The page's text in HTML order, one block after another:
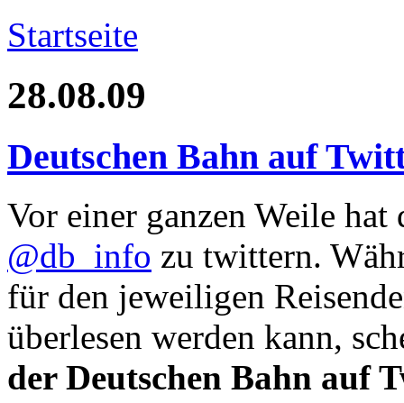
Startseite
28.08.09
Deutschen Bahn auf
Vor einer ganzen Weile hat
@db_info zu twittern.
für den jeweiligen
überlesen werden kann,
der Deutschen Bahn auf